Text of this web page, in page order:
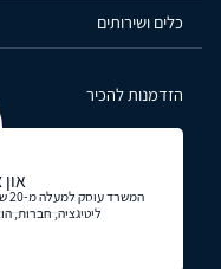
כלים ושירותים
הזדמנות להכיר
ליטיגציה, חברות,